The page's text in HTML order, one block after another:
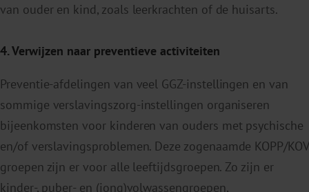
van ouder en kind, zoals leerkrachten of de huisarts.
4. Verwijzen naar preventieve activiteiten
Preventie-afdelingen van veel GGZ-instellingen en van
sommige verslavingszorg-instellingen organiseren
bijeenkomsten voor kinderen van ouders met psychische
en/of verslavingsproblemen. Deze zogenaamde KOPP/KOV
groepen zijn er voor alle leeftijdsgroepen. Zo zijn er
kinder-, puber- en (jong)volwassengroepen,